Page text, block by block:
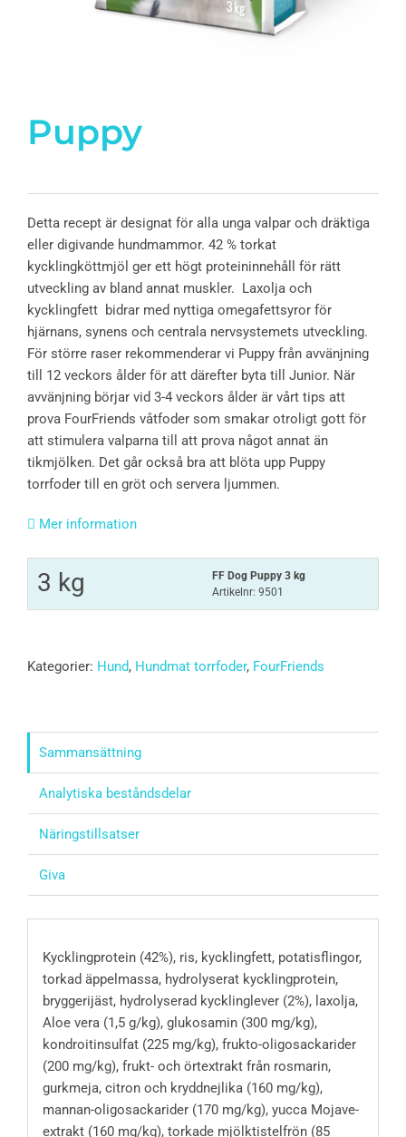
Puppy
Detta recept är designat för alla unga valpar och dräktiga
eller digivande hundmammor. 42 % torkat
kycklingköttmjöl ger ett högt proteininnehåll för rätt
utveckling av bland annat muskler. Laxolja och
kycklingfett bidrar med nyttiga omegafettsyror för
hjärnans, synens och centrala nervsystemets utveckling.
För större raser rekommenderar vi Puppy från avvänjning
till 12 veckors ålder för att därefter byta till Junior. När
avvänjning börjar vid 3-4 veckors ålder är vårt tips att
prova FourFriends våtfoder som smakar otroligt gott för
att stimulera valparna till att prova något annat än
tikmjölken. Det går också bra att blöta upp Puppy
torrfoder till en gröt och servera ljummen.
Mer information
3 kg
FF Dog Puppy 3 kg
Artikelnr: 9501
Kategorier: Hund, Hundmat torrfoder, FourFriends
Sammansättning
Analytiska beståndsdelar
Näringstillsatser
Giva
Kycklingprotein (42%), ris, kycklingfett, potatisflingor,
torkad äppelmassa, hydrolyserat kycklingprotein,
bryggerijäst, hydrolyserad kycklinglever (2%), laxolja,
Aloe vera (1,5 g/kg), glukosamin (300 mg/kg),
kondroitinsulfat (225 mg/kg), frukto-oligosackarider
(200 mg/kg), frukt- och örtextrakt från rosmarin,
gurkmeja, citron och kryddnejlika (160 mg/kg),
mannan-oligosackarider (170 mg/kg), yucca Mojave-
extrakt (160 mg/kg), torkade mjölktistelfrön (85